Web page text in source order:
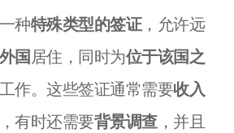
种特殊类型的签证，允许远
外国 居住，同时为位于该国之
作。这些签证通常需要收入
有时还需要背景调查，并且